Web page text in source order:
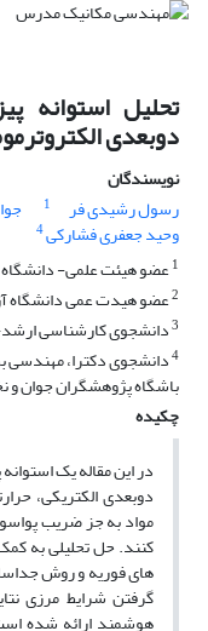
تحلیل استوانه
دوبعدی
نویسندگان
رسول رشیدی فر
1
وحید جعفری فشارکی4
1عضو هیئت علمی- دانشگاه
2عضو هیدت عمی دانشگاه
3دانشجوی کارشناسی
4دانشجوی دکترا، مهندسی
باشگاه پژوهشگران جوان و
چکیده
در این مقاله یک
دوبعدی الکتریکی،
مواد به جز ضریب
کنند. حل تحلیلی به
های فوریه و روش
گرفتن شرایط مرزی
هوشمند ارائه شده